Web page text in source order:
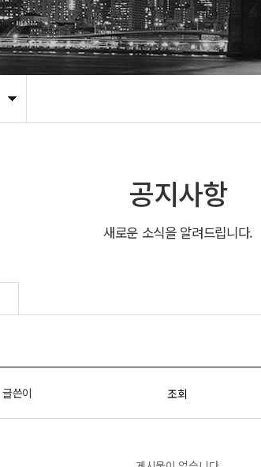
공지사항
새로운 소식을 알려드립니다.
글쓴이 조회